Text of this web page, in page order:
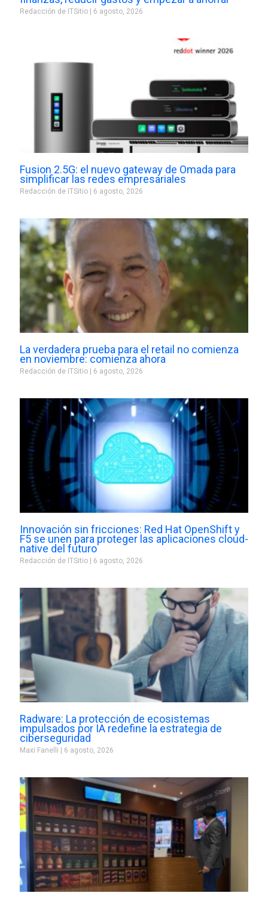
Redacción de ITSitio 6 agosto, 2026
Fusion 2.5G: el nuevo gateway de Omada para
simplificar las redes empresariales
Redacción de ITSitio 6 agosto, 2026
La verdadera prueba para el retail no comienza
en noviembre: comienza ahora
Redacción de ITSitio 6 agosto, 2026
Innovación sin fricciones: Red Hat OpenShift y
F5 se unen para proteger las aplicaciones cloud-
native del futuro
Redacción de ITSitio 6 agosto, 2026
Radware: La protección de ecosistemas
impulsados por IA redefine la estrategia de
ciberseguridad
Maxi Fanelli 6 agosto, 2026